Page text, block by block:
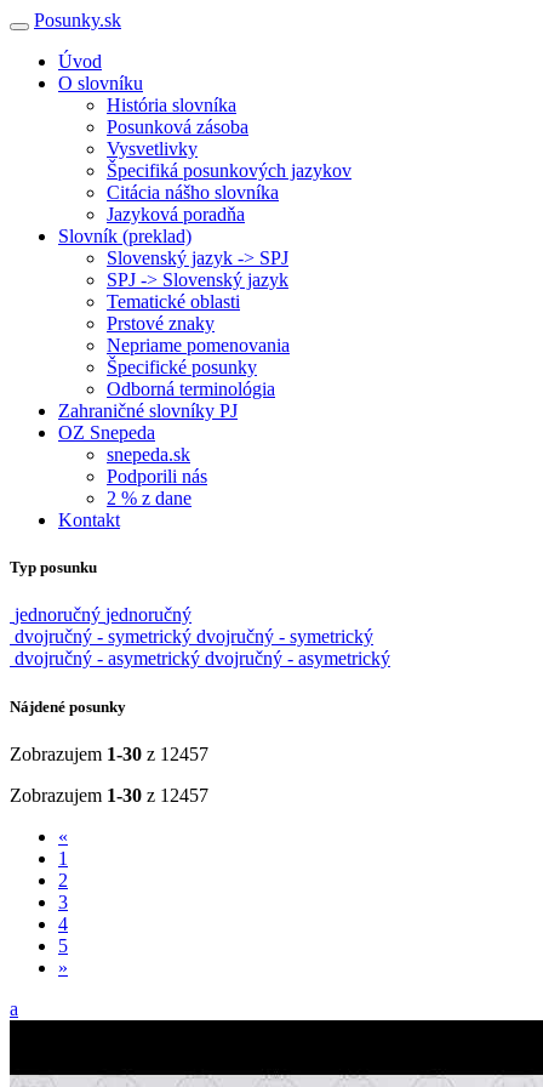
Posunky.sk
Úvod
O slovníku
História slovníka
Posunková zásoba
Vysvetlivky
Špecifiká posunkových jazykov
Citácia nášho slovníka
Jazyková poradňa
Slovník (preklad)
Slovenský jazyk -> SPJ
SPJ -> Slovenský jazyk
Tematické oblasti
Prstové znaky
Nepriame pomenovania
Špecifické posunky
Odborná terminológia
Zahraničné slovníky PJ
OZ Snepeda
snepeda.sk
Podporili nás
2 % z dane
Kontakt
Typ posunku
jednoručný jednoručný
dvojručný - symetrický dvojručný - symetrický
dvojručný - asymetrický dvojručný - asymetrický
Nájdené posunky
Zobrazujem 1-30 z 12457
Zobrazujem 1-30 z 12457
«
1
2
3
4
5
»
a